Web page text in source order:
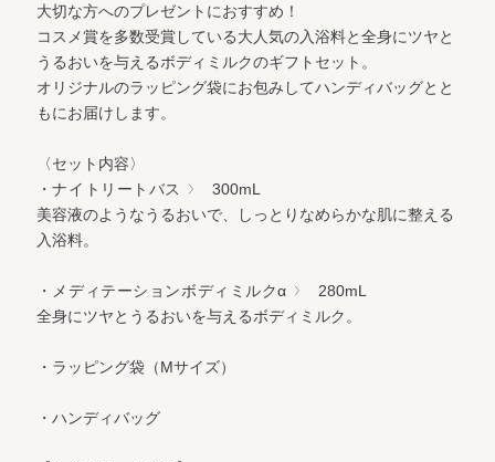
大切な方へのプレゼントにおすすめ！
コスメ賞を多数受賞している大人気の入浴料と全身にツヤと
うるおいを与えるボディミルクのギフトセット。
オリジナルのラッピング袋にお包みしてハンディバッグとと
もにお届けします。
〈セット内容〉
・ナイトリートバス
300mL
美容液のようなうるおいで、しっとりなめらかな肌に整える
入浴料。
・メディテーションボディミルクα
280mL
全身にツヤとうるおいを与えるボディミルク。
・ラッピング袋（Mサイズ）
・ハンディバッグ